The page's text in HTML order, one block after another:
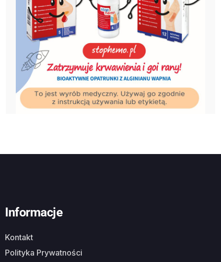
Informacje
Kontakt
Polityka Prywatności